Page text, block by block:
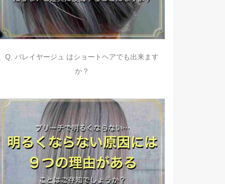
Q. バレイヤージュ はショートヘアでも出来ます
か？